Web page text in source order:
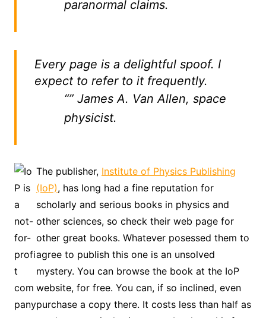
paranormal claims.
Every page is a delightful spoof. I
expect to refer to it frequently.
“” James A. Van Allen, space
physicist.
The publisher, Institute of Physics Publishing
(IoP), has long had a fine reputation for
scholarly and serious books in physics and
other sciences, so check their web page for
other great books. Whatever posessed them to
agree to publish this one is an unsolved
mystery. You can browse the book at the IoP
website, for free. You can, if so inclined, even
purchase a copy there. It costs less than half as